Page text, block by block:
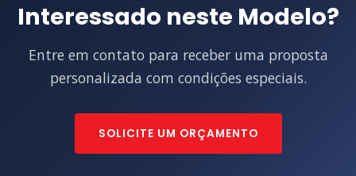
Interessado neste Modelo?
Entre em contato para receber uma proposta
personalizada com condições especiais.
SOLICITE UM ORÇAMENTO